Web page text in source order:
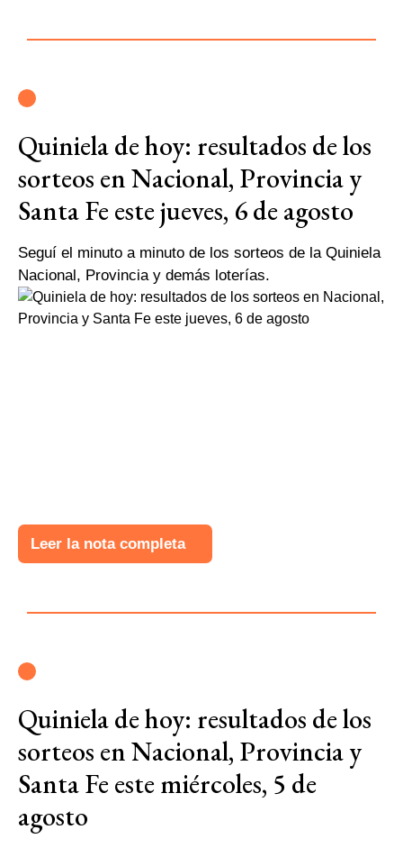
Quiniela de hoy: resultados de los
sorteos en Nacional, Provincia y
Santa Fe este jueves, 6 de agosto
Seguí el minuto a minuto de los sorteos de la Quiniela
Nacional, Provincia y demás loterías.
Leer la nota completa
Quiniela de hoy: resultados de los
sorteos en Nacional, Provincia y
Santa Fe este miércoles, 5 de
agosto